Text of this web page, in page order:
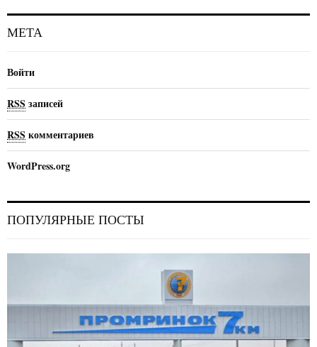
МЕТА
Войти
RSS записей
RSS комментариев
WordPress.org
ПОПУЛЯРНЫЕ ПОСТЫ